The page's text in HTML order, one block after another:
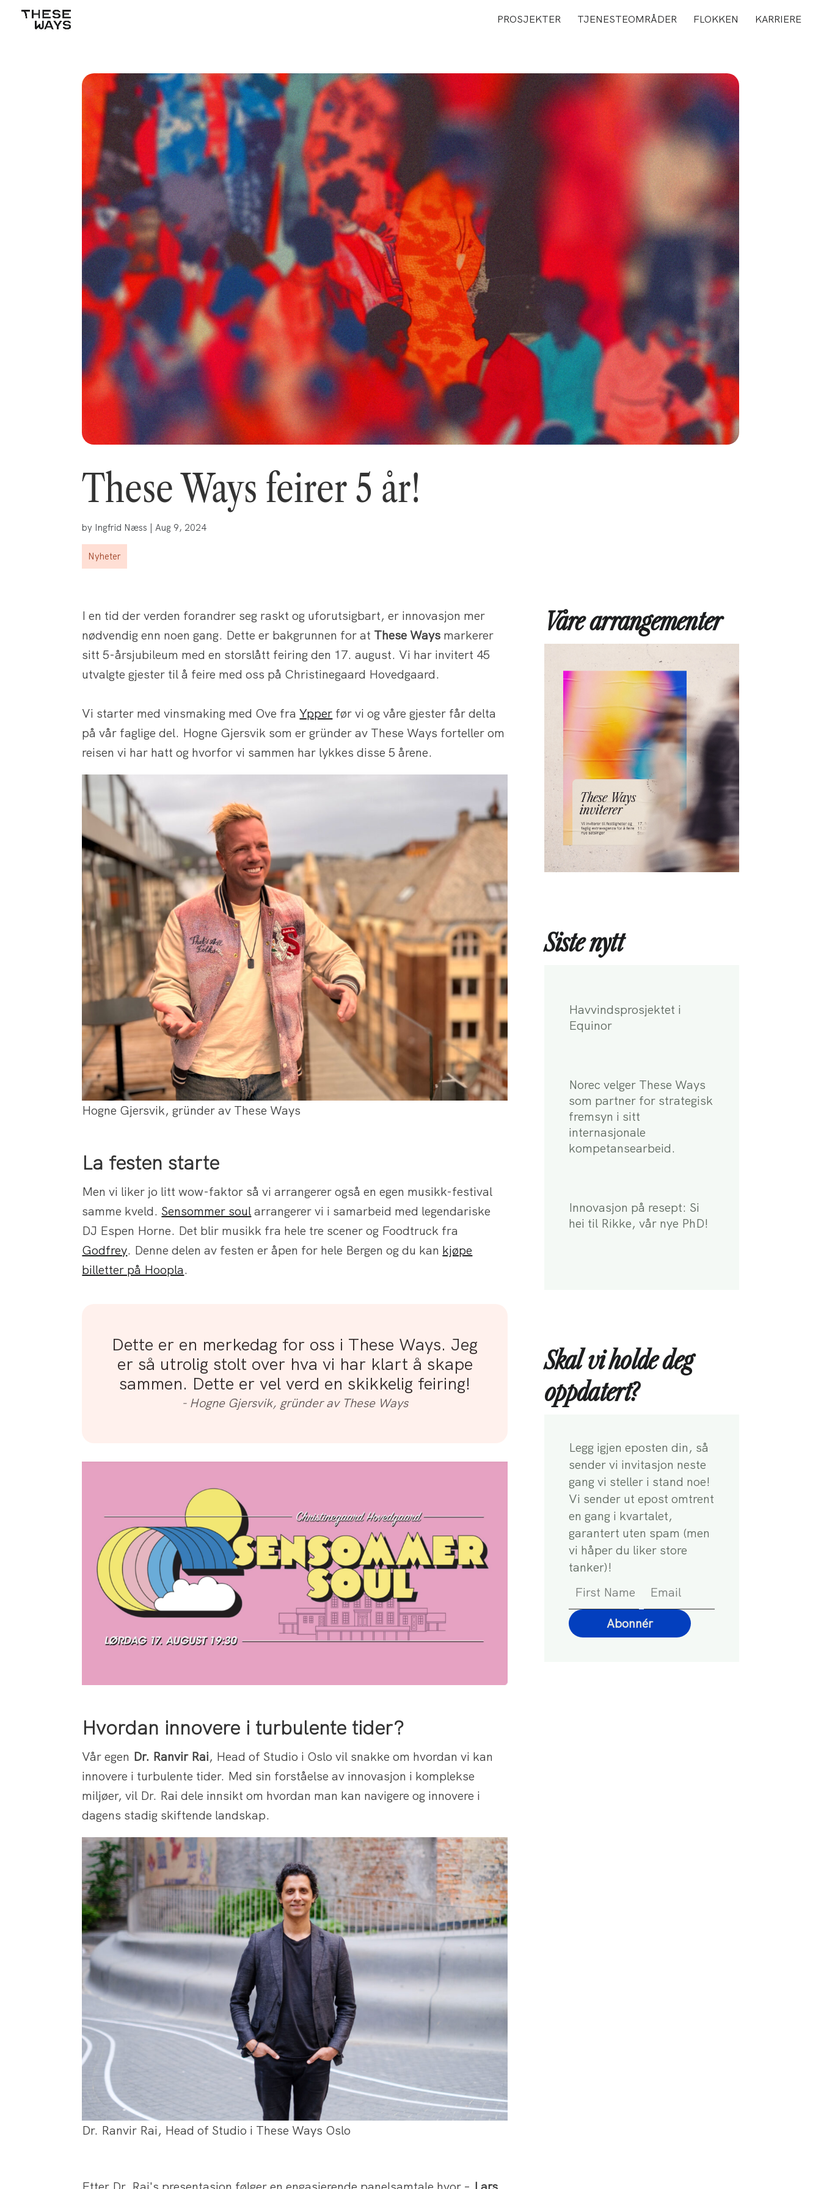
PROSJEKTER TJENESTEOMRÅDER FLOKKEN KARRIERE
These Ways feirer 5 år!
by Ingfrid Næss |Aug 9, 2024
Nyheter
I en tid der verden forandrer seg raskt og uforutsigbart, er innovasjon mer
nødvendig enn noen gang. Dette er bakgrunnen for at These Ways markerer
sitt 5-årsjubileum med en storslått feiring den 17. august. Vi har invitert 45
utvalgte gjester til å feire med oss på Christinegaard Hovedgaard.
Vi starter med vinsmaking med Ove fraYpper før vi og våre gjester får delta
på vår faglige del. Hogne Gjersvik som er gründer av These Ways forteller om
reisen vi har hatt og hvorfor vi sammen har lykkes disse 5 årene.
Hogne Gjersvik, gründer av These Ways
La festen starte
Men vi liker jo litt wow-faktor så vi arrangerer også en egen musikk-festival
samme kveld. Sensommer soularrangerer vi i samarbeid med legendariske
DJ Espen Horne. Det blir musikk fra hele tre scener og Foodtruck fra
Godfrey. Denne delen av festen er åpen for hele Bergen og du kan kjøpe
billetter på Hoopla.
Dette er en merkedag for oss i These Ways. Jeg
er så utrolig stolt over hva vi har klart å skape
sammen. Dette er vel verd en skikkelig feiring!
- Hogne Gjersvik, gründer av These Ways
Hvordan innovere i turbulente tider?
Vår egen Dr. Ranvir Rai, Head of Studio i Oslo vil snakke om hvordan vi kan
innovere i turbulente tider. Med sin forståelse av innovasjon i komplekse
miljøer, vil Dr. Rai dele innsikt om hvordan man kan navigere og innovere i
dagens stadig skiftende landskap.
Dr. Ranvir Rai, Head of Studio i These Ways Oslo
Våre arrangementer
Siste nytt
Havvindsprosjektet i
Equinor
Norec velger These Ways
som partner for strategisk
fremsyn i sitt
internasjonale
kompetansearbeid.
Innovasjon på resept: Si
hei til Rikke, vår nye PhD!
Skal vi holde deg
oppdatert?
Legg igjen eposten din, så
sender vi invitasjon neste
gang vi steller i stand noe!
Vi sender ut epost omtrent
en gang i kvartalet,
garantert uten spam (men
vi håper du liker store
tanker)!
Abonnér